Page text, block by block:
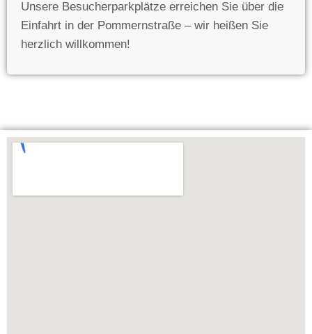
Unsere Besucherparkplätze erreichen Sie über die
Einfahrt in der Pommernstraße – wir heißen Sie
herzlich willkommen!